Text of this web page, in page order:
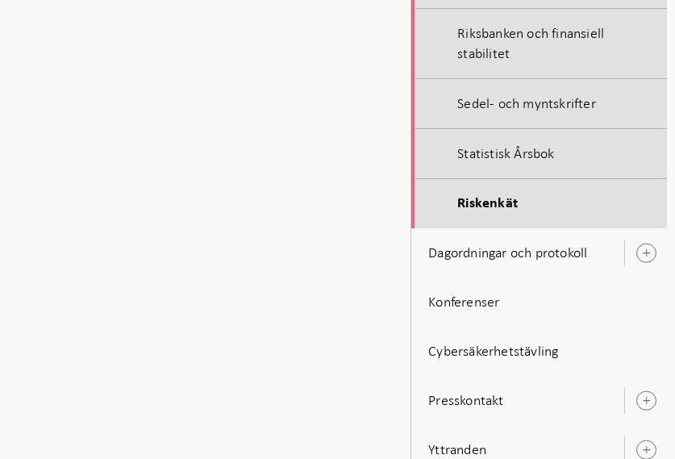
Riksbanken och finansiell
stabilitet
Sedel- och myntskrifter
Statistisk Årsbok
Riskenkät
Dagordningar och protokoll
Konferenser
Cybersäkerhetstävling
Presskontakt
Yttranden